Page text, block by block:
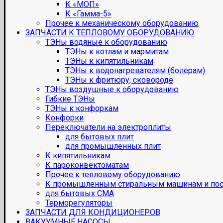
К «МОП»
К «Гамма-5»
Прочее к механическому оборудованию
ЗАПЧАСТИ К ТЕПЛОВОМУ ОБОРУДОВАНИЮ
ТЭНы водяные к оборудованию
ТЭНы к котлам и мармитам
ТЭНы к кипятильникам
ТЭНы к водонагревателям (болерам)
ТЭНы к фритюру, сковороде
ТЭНы воздушные к оборудованию
Гибкие ТЭНы
ТЭНы к конфоркам
Конфорки
Переключатели на электроплиты
для бытовых плит
для промышленных плит
К кипятильникам
К пароконвектоматам
Прочее к тепловому оборудованию
К промышленным стиральным машинам и
для бытовых СМА
Терморегуляторы
ЗАПЧАСТИ ДЛЯ КОНДИЦИОНЕРОВ